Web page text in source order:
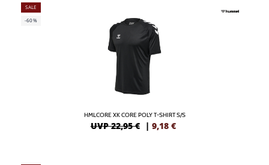
SALE
-60%
HMLCORE XK CORE POLY T-SHIRT S/S
UVP 22,95 € | 9,18 €